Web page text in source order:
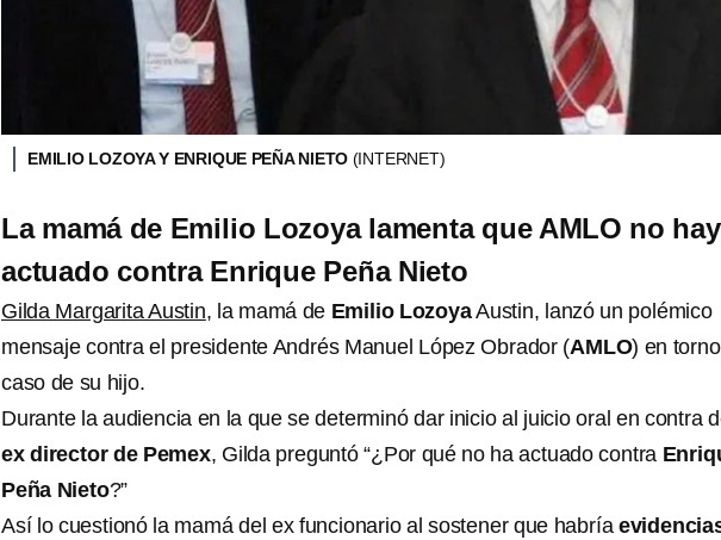
EMILIO LOZOYA Y ENRIQUE PEÑA NIETO (INTERNET)
La mamá de Emilio Lozoya lamenta que AMLO no
actuado contra Enrique Peña Nieto
Gilda Margarita Austin, la mamá de Emilio LozoyaAustin, lanzó un polémico
mensaje contra el presidente Andrés Manuel López Obrador (AMLO) en
caso de su hijo.
Durante la audiencia en la que se determinó dar inicio al juicio oral en contra
ex director de Pemex, Gilda preguntó “¿Por qué no ha actuado contra
Peña Nieto?”
Así lo cuestionó la mamá del ex funcionario al sostener que habría